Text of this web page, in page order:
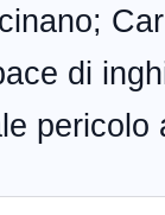
di
pericolo